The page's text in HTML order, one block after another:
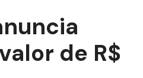
de R$